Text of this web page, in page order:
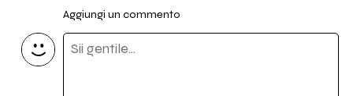
Aggiungi un commento